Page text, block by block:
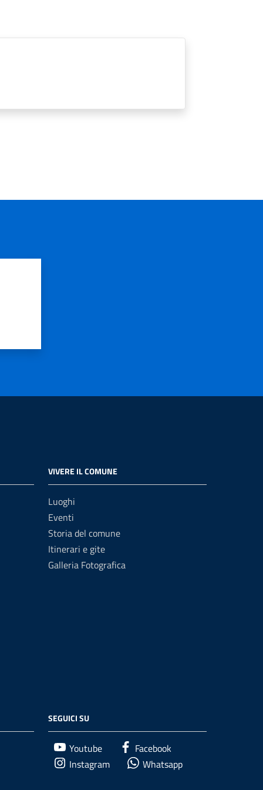
VIVERE IL COMUNE
Luoghi
Eventi
Storia del comune
Itinerari e gite
Galleria Fotografica
SEGUICI SU
Youtube
Facebook
Instagram
Whatsapp